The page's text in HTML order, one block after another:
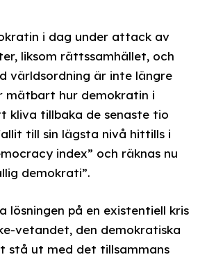
i dag under attack av
liksom rättssamhället, och
världsordning är inte längre
mätbart hur demokratin i
kliva tillbaka de senaste tio
till sin lägsta nivå hittills i
index” och räknas nu
demokrati”.
lösningen på en existentiell kris
vetandet, den demokratiska
stå ut med det tillsammans